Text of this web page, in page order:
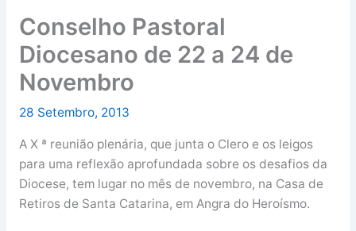
Conselho Pastoral
Diocesano de 22 a 24 de
Novembro
28 Setembro, 2013
A X ª reunião plenária, que junta o Clero e os leigos
para uma reflexão aprofundada sobre os desafios da
Diocese, tem lugar no mês de novembro, na Casa de
Retiros de Santa Catarina, em Angra do Heroísmo.